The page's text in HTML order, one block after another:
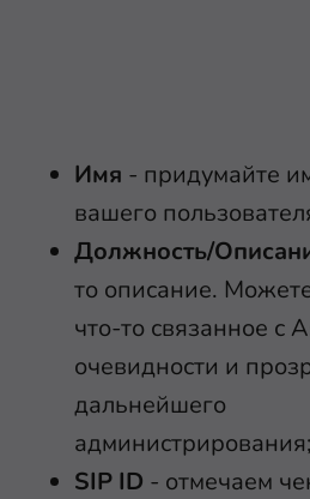
Имя - придумайте
вашего
Должность/
то описание.
что-то связанное с
очевидности и
дальнейшего
администрирования;
SIP ID - отмечаем